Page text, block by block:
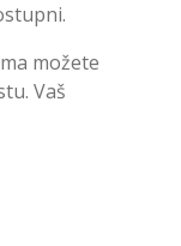
možete
Vaš